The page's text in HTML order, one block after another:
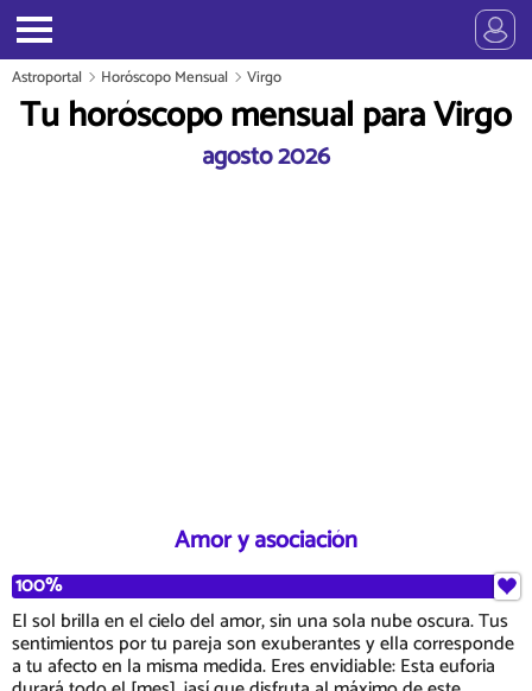
Astroportal Horóscopo Mensual Virgo
Tu horóscopo mensual para Virgo
agosto 2026
Amor y asociación
100%
El sol brilla en el cielo del amor, sin una sola nube oscura. Tus
sentimientos por tu pareja son exuberantes y ella corresponde
a tu afecto en la misma medida. Eres envidiable: Esta euforia